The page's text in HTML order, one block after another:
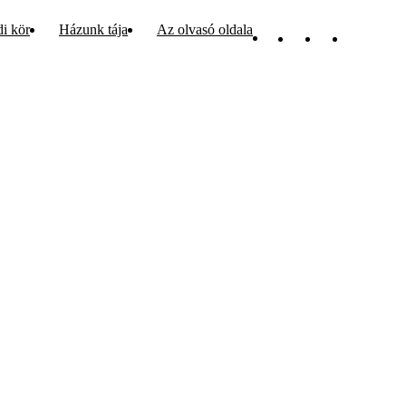
kör Házunk tája Az olvasó oldala